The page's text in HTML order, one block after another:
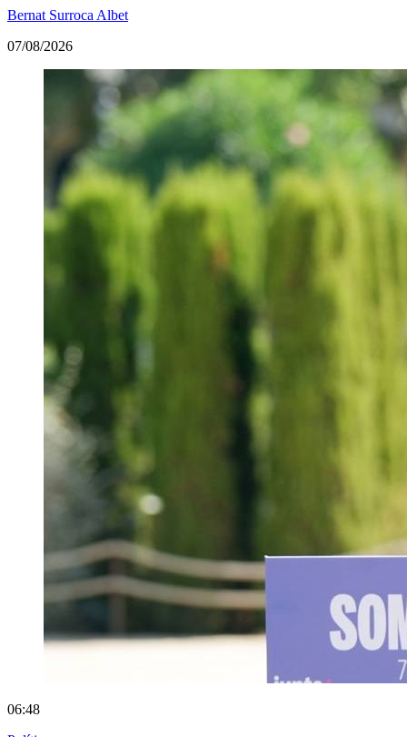
Bernat Surroca Albet
07/08/2026
06:48